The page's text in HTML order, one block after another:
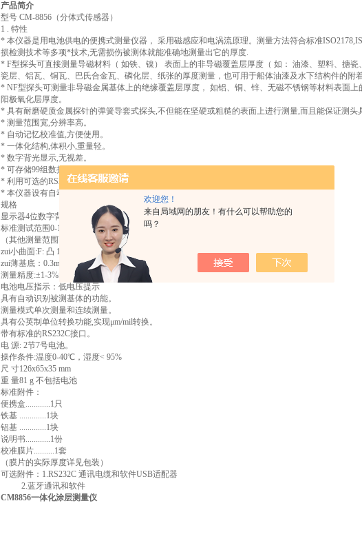
欢迎您！
来自局域网的朋友！有什么可以帮助您的
吗？
产品简介
型号 CM-8856（分体式传感器）
1 . 特性
* 本仪器是用电池供电的便携式测量仪器， 采用磁感应和电涡流原理。测量方法符合标准
损检测技术等多项*技术,无需损伤被测体就能准确地测量出它的厚度.
* F型探头可直接测量导磁材料（ 如铁、镍） 表面上的非导磁覆盖层厚度（ 如： 油漆、塑料、搪
瓷层、铝瓦、铜瓦、巴氏合金瓦、磷化层、纸张的厚度测量，也可用于船体油漆及水下结构件的附
* NF型探头可测量非导磁金属基体上的绝缘覆盖层厚度， 如铝、铜、锌、无磁不锈钢等材料表面
阳极氧化层厚度。
* 具有耐磨硬质金属探针的弹簧导套式探头,不但能在坚硬或粗糙的表面上进行测量,而且能保证测头
* 测量范围宽,分辨率高。
* 自动记忆校准值,方便使用。
* 一体化结构,体积小,重量轻。
* 数字背光显示,无视差。
* 可存储99组数据通过测出平均值,zui大值和zui小值实现仪器的统计功能。
* 利用可选的RS232C软件和电缆,可与PC计算机通讯,实现数据的采集,处理,分析和打印功能。
* 本仪器设有自动关机， 实现省电功能。
规格
显示器4位数字背光液晶
标准测试范围0-1250 um
（其他测量范围可订制）
zui小曲面:F: 凸 1.5mm/ 凹 25mm N: 凸 3mm/ 凹 50mm
zui薄基底：0.3mm分辨率: 0.1μm/1μm
测量精度:±1-3%n或2.5μm
电池电压指示：低电压提示
具有自动识别被测基体的功能。
测量模式单次测量和连续测量。
具有公英制单位转换功能,实现μm/mil转换。
带有标准的RS232C接口。
电 源: 2节7号电池。
操作条件:温度0-40℃，湿度< 95%
尺 寸126x65x35 mm
重 量81 g 不包括电池
标准附件：
便携盒............1只
铁基 .............1块
铝基 .............1块
说明书............1份
校准膜片..........1套
（膜片的实际厚度详见包装）
可选附件：1.RS232C 通讯电缆和软件USB适配器
2.蓝牙通讯和软件
CM8856一体化涂层测量仪